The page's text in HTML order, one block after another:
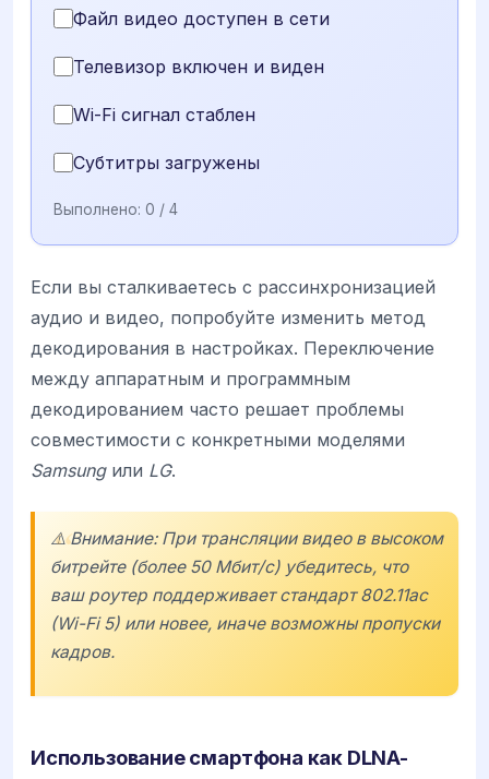
Файл видео доступен в сети
Телевизор включен и виден
Wi-Fi сигнал стаблен
Субтитры загружены
Выполнено: 0 / 4
Если вы сталкиваетесь с рассинхронизацией
аудио и видео, попробуйте изменить метод
декодирования в настройках. Переключение
между аппаратным и программным
декодированием часто решает проблемы
совместимости с конкретными моделями
Samsungили LG.
⚠️ Внимание: При трансляции видео в высоком
битрейте (более 50 Мбит/с) убедитесь, что
ваш роутер поддерживает стандарт 802.11ac
(Wi-Fi 5) или новее, иначе возможны пропуски
кадров.
Использование смартфона как DLNA-